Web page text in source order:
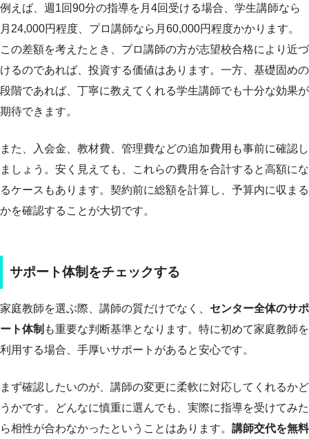
例えば、週1回90分の指導を月4回受ける場合、学生講師なら
月24,000円程度、プロ講師なら月60,000円程度かかります。
この差額を考えたとき、プロ講師の方が志望校合格により近づ
けるのであれば、投資する価値はあります。一方、基礎固めの
段階であれば、丁寧に教えてくれる学生講師でも十分な効果が
期待できます。
また、入会金、教材費、管理費などの追加費用も事前に確認し
ましょう。安く見えても、これらの費用を合計すると高額にな
るケースもあります。契約前に総額を計算し、予算内に収まる
かを確認することが大切です。
サポート体制をチェックする
家庭教師を選ぶ際、講師の質だけでなく、 センター全体のサポ
ート体制 も重要な判断基準となります。特に初めて家庭教師を
利用する場合、手厚いサポートがあると安心です。
まず確認したいのが、講師の変更に柔軟に対応してくれるかど
うかです。どんなに慎重に選んでも、実際に指導を受けてみた
ら相性が合わなかったということはあります。 講師交代を無料